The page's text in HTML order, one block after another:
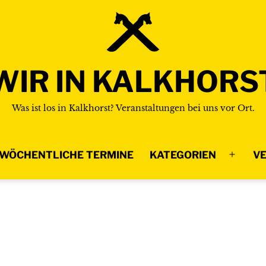
IN
Was ist los in Kalkhorst? Veranstaltungen bei uns vor Ort.
TERMINE KATEGORIEN
Menü